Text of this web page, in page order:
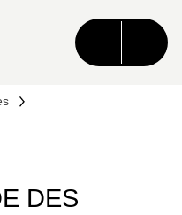
CONTENU
DES